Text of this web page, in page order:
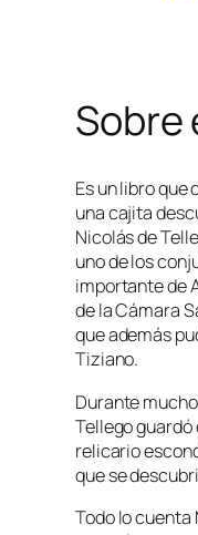
Sobre
Es un libro que
una cajita
Nicolás de
uno de los
importante de
de la Cámara
que además
Tiziano.
Durante
Tellego guardó
relicario
que se
Todo lo cuenta